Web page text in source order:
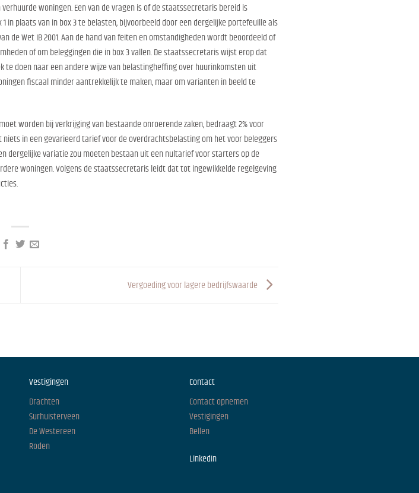
woningen. Een van de vragen is of de staatssecretaris bereid is
plaats van in box 3 te belasten, bijvoorbeeld door een dergelijke portefeuille als
Wet IB 2001. Aan de hand van feiten en omstandigheden wordt beoordeeld of
of om beleggingen die in box 3 vallen. De staatssecretaris wijst erop dat
te doen naar een andere wijze van belastingheffing over huurinkomsten uit
fiscaal minder aantrekkelijk te maken, maar om varianten in beeld te
worden bij verkrijging van bestaande onroerende zaken, bedraagt 2% voor
in een gevarieerd tarief voor de overdrachtsbelasting om het voor beleggers
dergelijke variatie zou moeten bestaan uit een nultarief voor starters op de
woningen. Volgens de staatssecretaris leidt dat tot ingewikkelde regelgeving
Vergoeding voor lagere bedrijfswaarde
Vestigingen
Drachten
Surhuisterveen
De Westereen
Roden
Contact
Contact opnemen
Vestigingen
Bellen
LinkedIn